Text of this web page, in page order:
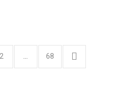
2 … 68